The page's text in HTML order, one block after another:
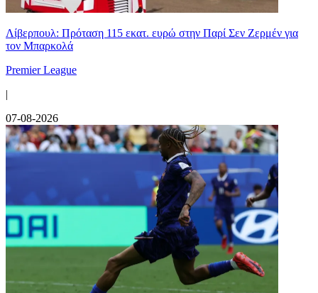
Λίβερπουλ: Πρόταση 115 εκατ. ευρώ στην Παρί Σεν Ζερμέν για
τον Μπαρκολά
Premier League
|
07-08-2026